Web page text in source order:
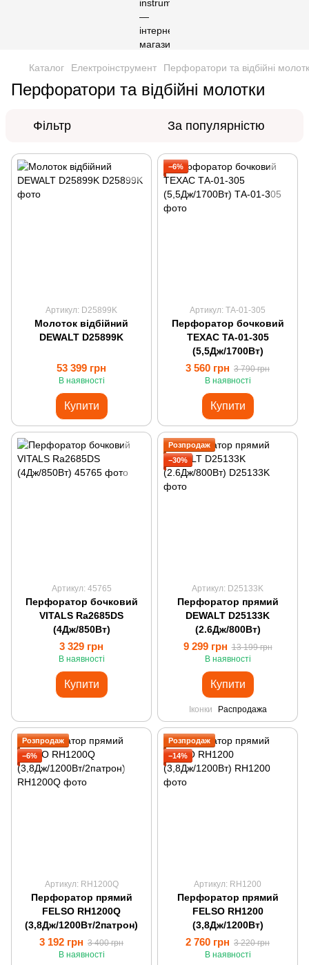
Каталог Електроінструмент Перфоратори та відбійні
Перфоратори та відбійні молотки
Фільтр За популярністю
Артикул: D25899K
Молоток відбійний
DEWALT D25899K
53 399 грн
В наявності
Купити
−6%
Артикул: ТА-01-305
Перфоратор бочковий
ТЕХАС ТА-01-305
(5,5Дж/1700Вт)
3 560 грн 3 790 грн
В наявності
Купити
Артикул: 45765
Перфоратор бочковий
VITALS Ra2685DS
(4Дж/850Вт)
3 329 грн
В наявності
Купити
Розпродаж
−30%
Артикул: D25133K
Перфоратор прямий
DEWALT D25133K
(2.6Дж/800Вт)
9 299 грн 13 199 грн
В наявності
Купити
Іконки Распродажа
Розпродаж
−6%
Артикул: RH1200Q
Перфоратор прямий
FELSO RH1200Q
(3,8Дж/1200Вт/2патрон)
3 192 грн 3 400 грн
В наявності
Розпродаж
−14%
Артикул: RH1200
Перфоратор прямий
FELSO RH1200
(3,8Дж/1200Вт)
2 760 грн 3 220 грн
В наявності